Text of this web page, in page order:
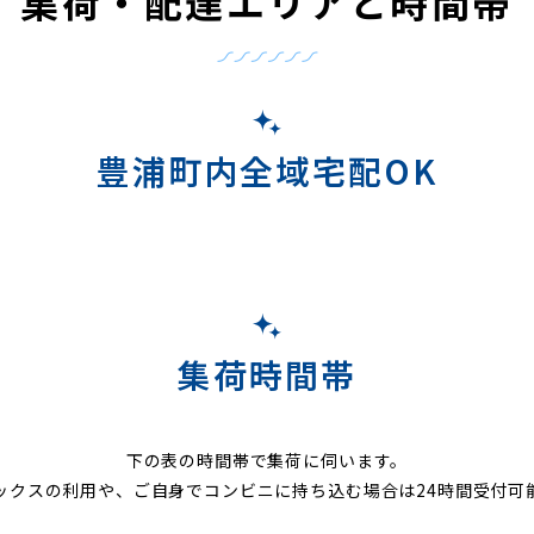
豊浦町内全域宅配OK
集荷時間帯
下の表の時間帯で集荷に伺います。
クスの利用や、ご自身でコンビニに持ち込む場合は24時間受付可